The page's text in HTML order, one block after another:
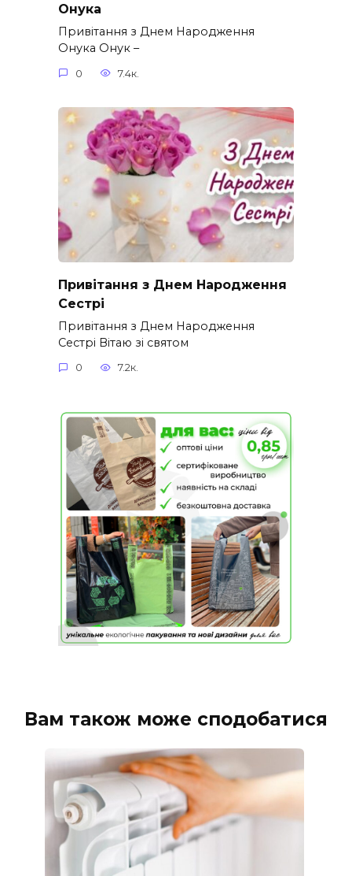
Онука
Привітання з Днем Народження
Онука Онук –
0 7.4к.
Привітання з Днем Народження
Сестрі
Привітання з Днем Народження
Сестрі Вітаю зі святом
0 7.2к.
Вам також може сподобатися